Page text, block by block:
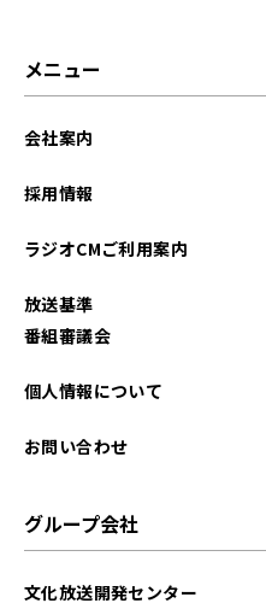
メニュー
会社案内
採用情報
ラジオCMご利用案内
放送基準
番組審議会
個人情報について
お問い合わせ
グループ会社
文化放送開発センター